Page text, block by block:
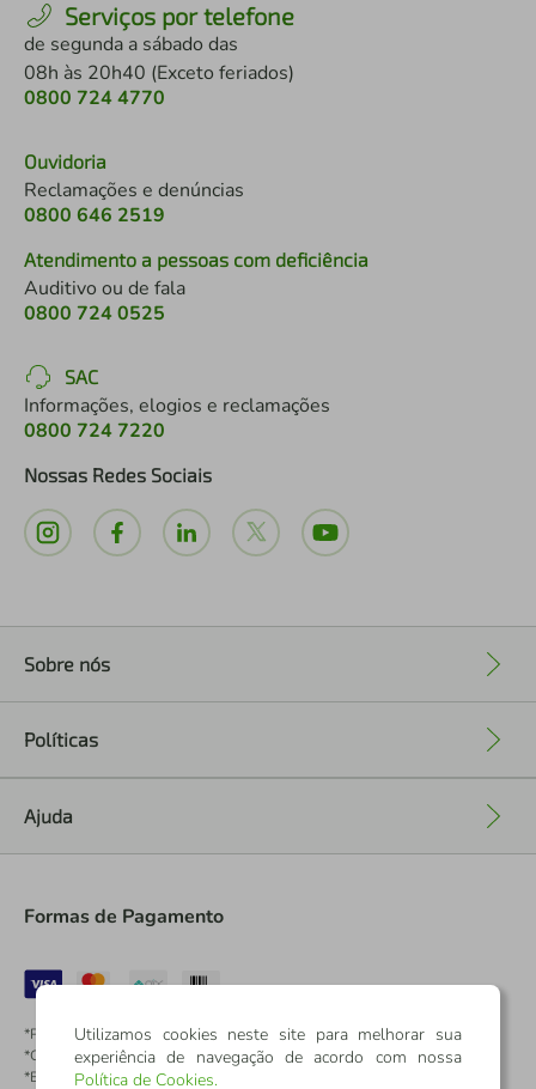
Serviços por telefone
de segunda a sábado das
08h às 20h40 (Exceto feriados)
0800 724 4770
Ouvidoria
Reclamações e denúncias
0800 646 2519
Atendimento a pessoas com deficiência
Auditivo ou de fala
0800 724 0525
SAC
Informações, elogios e reclamações
0800 724 7220
Nossas Redes Sociais
Sobre nós
Políticas
Ajuda
Formas de Pagamento
*Pontos dos Cartões Sicredi
*Cartões Sicredi
*Boleto exclusivo para associados PJ
Utilizamos cookies neste site para melhorar sua
experiência de navegação de acordo com nossa
Política de Cookies.